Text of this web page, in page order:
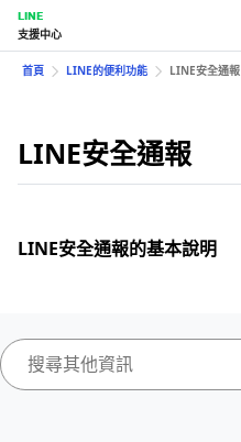
LINE
支援中心
首頁 LINE的便利功能 LINE安全通報
LINE安全通報
LINE安全通報的基本說明